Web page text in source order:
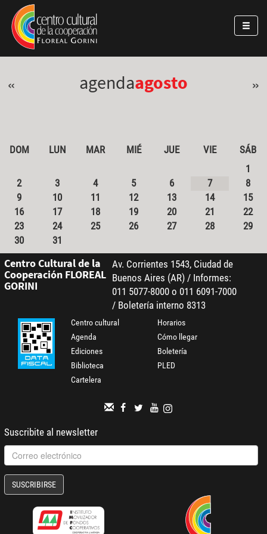
Pasar al contenido principal
Jump to main content
« agendaagosto »
DOM LUN MAR MIÉ JUE VIE
SÁB
1
2
3 4 5 6 7
8
9
10 11 12 13 14
15
16
17 18 19 20 21
22
23
24 25 26 27 28
29
30
31
Centro Cultural de la
Cooperación FLOREAL
GORINI
Av. Corrientes 1543, Ciudad de
Buenos Aires (AR) / Informes:
011 5077-8000 o 011 6091-7000
/ Boletería interno 8313
Centro cultural
Agenda
Ediciones
Biblioteca
Cartelera
Horarios
Cómo llegar
Boletería
PLED
Suscribite al newsletter
SUSCRIBIRSE